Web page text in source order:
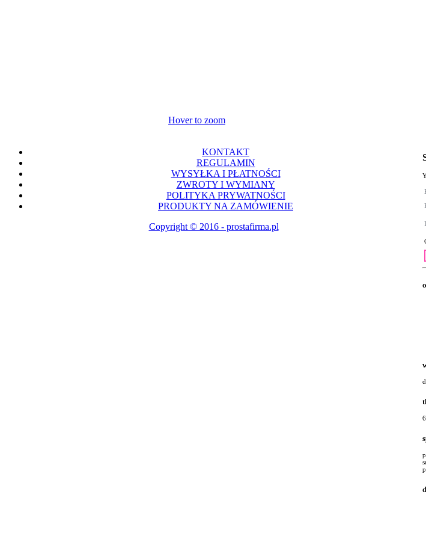
Hover to zoom
KONTAKT
REGULAMIN
WYSYŁKA I PŁATNOŚCI
ZWROTY I WYMIANY
POLITYKA PRYWATNOŚCI
PRODUKTY NA ZAMÓWIENIE
Copyright © 2016 - prostafirma.pl